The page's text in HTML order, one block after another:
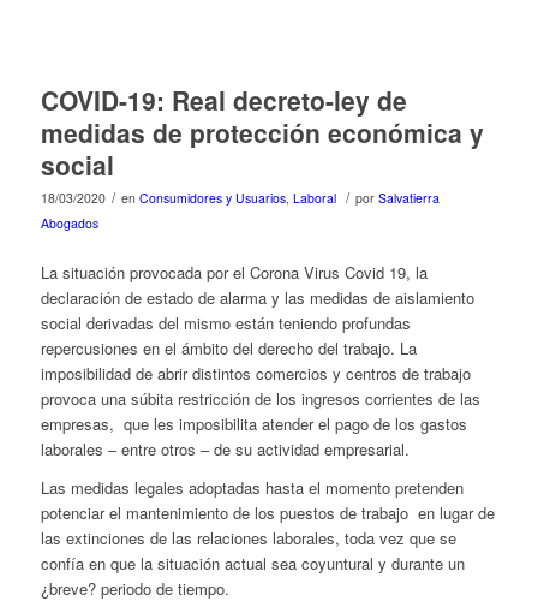
COVID-19: Real decreto-ley de
medidas de protección económica y
social
18/03/2020 / en Consumidores y Usuarios, Laboral / por Salvatierra
Abogados
La situación provocada por el Corona Virus Covid 19, la
declaración de estado de alarma y las medidas de aislamiento
social derivadas del mismo están teniendo profundas
repercusiones en el ámbito del derecho del trabajo. La
imposibilidad de abrir distintos comercios y centros de trabajo
provoca una súbita restricción de los ingresos corrientes de las
empresas, que les imposibilita atender el pago de los gastos
laborales – entre otros – de su actividad empresarial.
Las medidas legales adoptadas hasta el momento pretenden
potenciar el mantenimiento de los puestos de trabajo en lugar de
las extinciones de las relaciones laborales, toda vez que se
confía en que la situación actual sea coyuntural y durante un
¿breve? periodo de tiempo.